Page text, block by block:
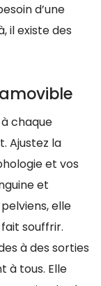
d’une
il existe des
chaque
Ajustez la
et vos
et
elle
souffrir.
à des sorties
à tous. Elle